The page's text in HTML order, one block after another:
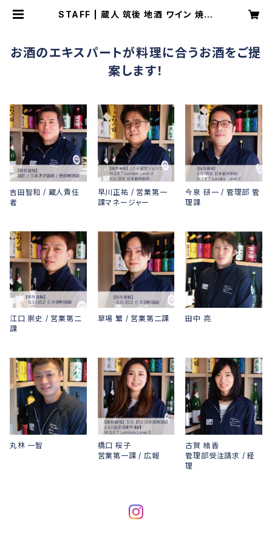
STAFF | 蔵人 筑後 地酒 ワイン 焼酎
お酒のエキスパートが料理に合うお酒をご提
案します！
吉田智和 / 蔵人責任
者
早川正祐 / 営業第一
課マネージャー
今泉 研一 / 管理部 管
理課
江口 崇史 / 営業第二
課
草場 繁 / 営業第二課 田中 亮
丸林 一智
橋口 桜子
営業第一課 / 広報
古賀 結香
管理部受注請求 / 経
理